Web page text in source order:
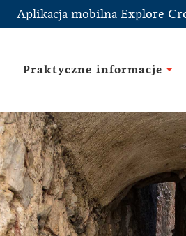
Aplikacja mobilna Explore
Praktyczne informacje